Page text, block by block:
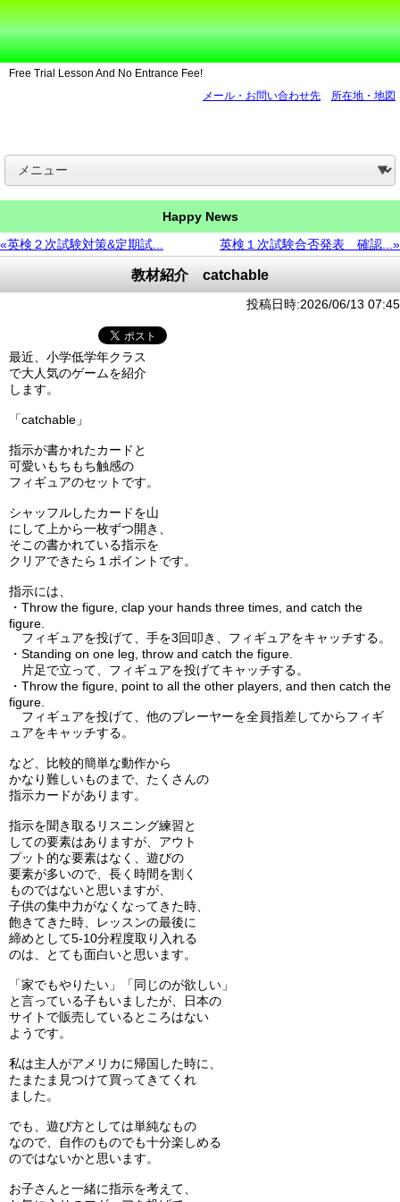
Free Trial Lesson And No Entrance Fee!
メール・お問い合わせ先
所在地・地図
Happy News
«英検２次試験対策&定期試...
英検１次試験合否発表 確認...»
教材紹介 catchable
投稿日時:2026/06/13 07:45
最近、小学低学年クラス
で大人気のゲームを紹介
します。
「catchable」
指示が書かれたカードと
可愛いもちもち触感の
フィギュアのセットです。
シャッフルしたカードを山
にして上から一枚ずつ開き、
そこの書かれている指示を
クリアできたら１ポイントです。
指示には、
・Throw the figure, clap your hands three times, and catch the
figure.
フィギュアを投げて、手を3回叩き、フィギュアをキャッチする。
・Standing on one leg, throw and catch the figure.
片足で立って、フィギュアを投げてキャッチする。
・Throw the figure, point to all the other players, and then catch the
figure.
フィギュアを投げて、他のプレーヤーを全員指差してからフィギ
ュアをキャッチする。
など、比較的簡単な動作から
かなり難しいものまで、たくさんの
指示カードがあります。
指示を聞き取るリスニング練習と
しての要素はありますが、アウト
プット的な要素はなく、遊びの
要素が多いので、長く時間を割く
ものではないと思いますが、
子供の集中力がなくなってきた時、
飽きてきた時、レッスンの最後に
締めとして5-10分程度取り入れる
のは、とても面白いと思います。
「家でもやりたい」「同じのが欲しい」
と言っている子もいましたが、日本の
サイトで販売しているところはない
ようです。
私は主人がアメリカに帰国した時に、
たまたま見つけて買ってきてくれ
ました。
でも、遊び方としては単純なもの
なので、自作のものでも十分楽しめる
のではないかと思います。
お子さんと一緒に指示を考えて、